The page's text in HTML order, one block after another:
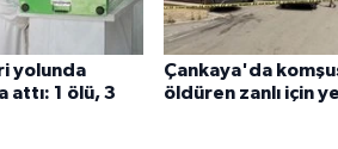
yolunda
attı: 1 ölü, 3
Çankaya'da
öldüren zanlı için